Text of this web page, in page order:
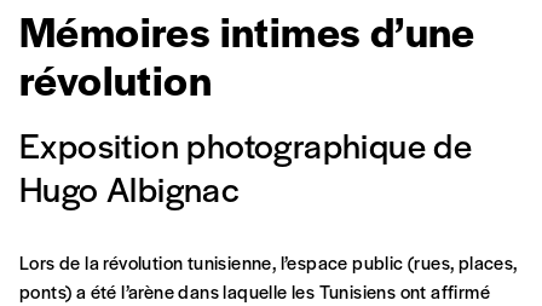
Mémoires intimes d’une
révolution
Exposition photographique de
Hugo Albignac
Lors de la révolution tunisienne, l’espace public (rues, places,
ponts) a été l’arène dans laquelle les Tunisiens ont affirmé